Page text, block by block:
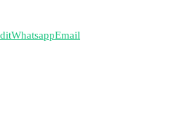
WhatsappEmail